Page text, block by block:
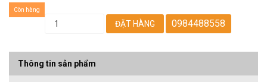
Còn hàng
ĐẶT HÀNG 0984488558
Thông tin sản phẩm